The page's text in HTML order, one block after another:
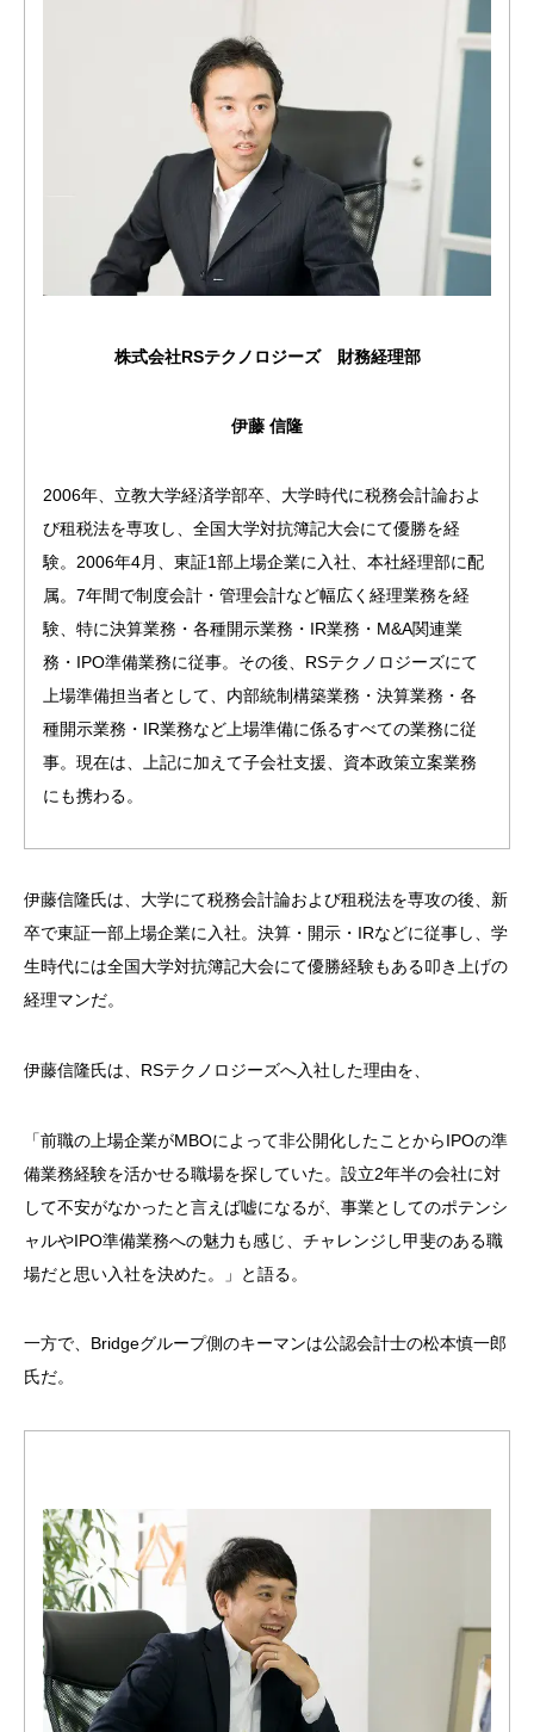
株式会社RSテクノロジーズ　財務経理部
伊藤 信隆
2006年、立教大学経済学部卒、大学時代に税務会計論およ
び租税法を専攻し、全国大学対抗簿記大会にて優勝を経
験。2006年4月、東証1部上場企業に入社、本社経理部に配
属。7年間で制度会計・管理会計など幅広く経理業務を経
験、特に決算業務・各種開示業務・IR業務・M&A関連業
務・IPO準備業務に従事。その後、RSテクノロジーズにて
上場準備担当者として、内部統制構築業務・決算業務・各
種開示業務・IR業務など上場準備に係るすべての業務に従
事。現在は、上記に加えて子会社支援、資本政策立案業務
にも携わる。
伊藤信隆氏は、大学にて税務会計論および租税法を専攻の後、新
卒で東証一部上場企業に入社。決算・開示・IRなどに従事し、学
生時代には全国大学対抗簿記大会にて優勝経験もある叩き上げの
経理マンだ。
伊藤信隆氏は、RSテクノロジーズへ入社した理由を、
「前職の上場企業がMBOによって非公開化したことからIPOの準
備業務経験を活かせる職場を探していた。設立2年半の会社に対
して不安がなかったと言えば嘘になるが、事業としてのポテンシ
ャルやIPO準備業務への魅力も感じ、チャレンジし甲斐のある職
場だと思い入社を決めた。」と語る。
一方で、Bridgeグループ側のキーマンは公認会計士の松本慎一郎
氏だ。